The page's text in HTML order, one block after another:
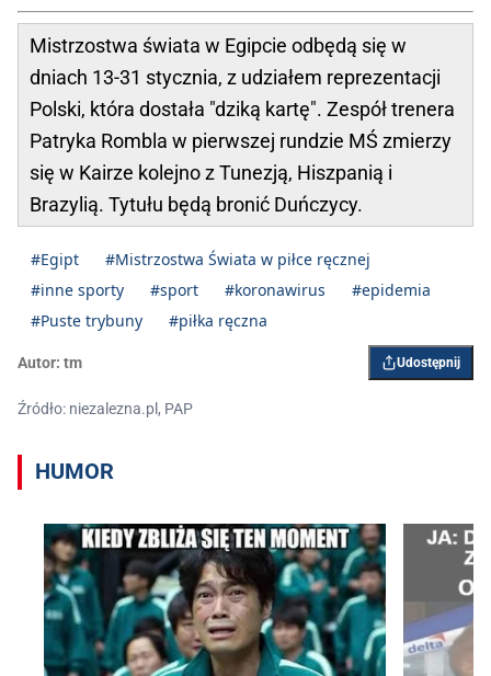
Mistrzostwa świata w Egipcie odbędą się w
dniach 13-31 stycznia, z udziałem reprezentacji
Polski, która dostała "dziką kartę". Zespół trenera
Patryka Rombla w pierwszej rundzie MŚ zmierzy
się w Kairze kolejno z Tunezją, Hiszpanią i
Brazylią. Tytułu będą bronić Duńczycy.
#Egipt
#Mistrzostwa Świata w piłce ręcznej
#inne sporty
#sport #koronawirus
#epidemia
#Puste trybuny
#piłka ręczna
Autor: tm Udostępnij
Źródło: niezalezna.pl, PAP
HUMOR